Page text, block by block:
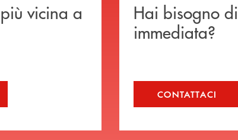
più vicina a
Hai bisogno di
immediata?
CONTATTACI